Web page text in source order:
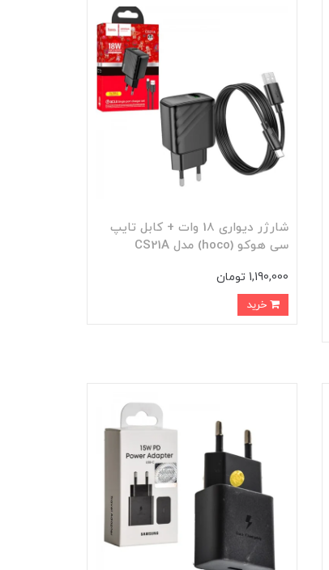
شارژر دیواری 18 وات + کابل تایپ
سی هوکو (hoco) مدل CS21A
1,190,000 تومان
خرید